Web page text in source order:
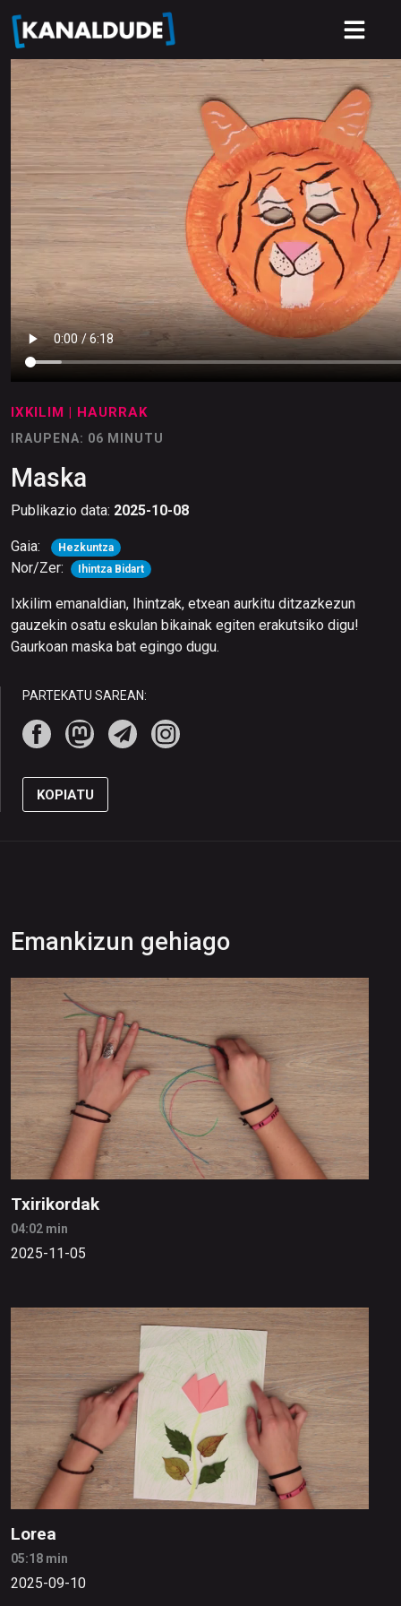
IXKILIM | HAURRAK
IRAUPENA: 06 MINUTU
Maska
Publikazio data: 2025-10-08
Gaia: Hezkuntza
Nor/Zer: Ihintza Bidart
Ixkilim emanaldian, Ihintzak, etxean aurkitu ditzazkezun
gauzekin osatu eskulan bikainak egiten erakutsiko digu!
Gaurkoan maska bat egingo dugu.
PARTEKATU SAREAN:
KOPIATU
Emankizun gehiago
Txirikordak
04:02 min
2025-11-05
Lorea
05:18 min
2025-09-10